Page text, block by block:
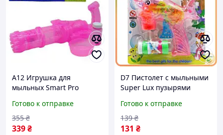
A12 Игрушка для
мыльных Smart Pro
розовый с подсветкой и
звуковыми эффектами дл
MAX14
Готово к отправке
339₴
355 ₴
D7 Пистолет с мыльными
Super Lux пузырями
батареек для детей от 3
лет игрушка для MOD58L
Готово к отправке
131 ₴
139 ₴